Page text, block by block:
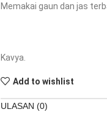
Memakai gaun dan jas
Kavya.
Add to wishlist
ULASAN (0)